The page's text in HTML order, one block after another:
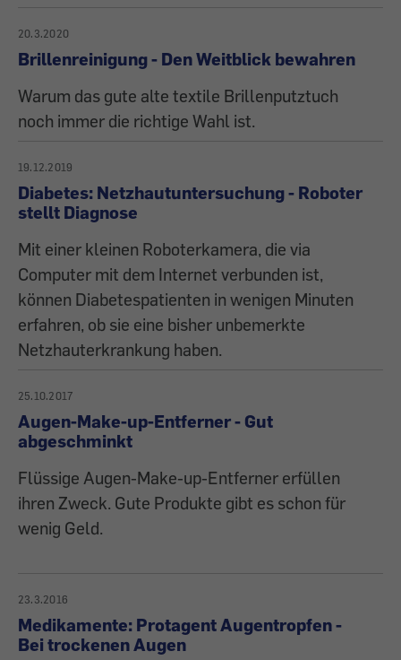
20.3.2020
Brillenreinigung - Den Weitblick bewahren
Warum das gute alte textile Brillenputztuch
noch immer die richtige Wahl ist.
19.12.2019
Diabetes: Netzhautuntersuchung - Roboter
stellt Diagnose
Mit einer kleinen Roboterkamera, die via
Computer mit dem Internet verbunden ist,
können Diabetespatienten in wenigen Minuten
erfahren, ob sie eine bisher unbemerkte
Netzhauterkrankung haben.
25.10.2017
Augen-Make-up-Entferner - Gut
abgeschminkt
Flüssige Augen-Make-up-Entferner erfüllen
ihren Zweck. Gute Produkte gibt es schon für
wenig Geld.
23.3.2016
Medikamente: Protagent Augentropfen -
Bei trockenen Augen